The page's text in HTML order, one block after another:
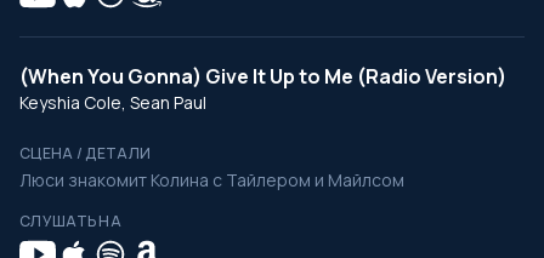
(When You Gonna) Give It Up to Me (Radio Version)
Keyshia Cole, Sean Paul
СЦЕНА / ДЕТАЛИ
Люси знакомит Колина с Тайлером и Майлсом
СЛУШАТЬ НА